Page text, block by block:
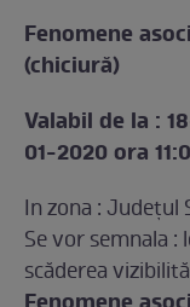
Fenomene
(chiciură)
Valabil de la :
01-2020 ora
In zona : Județul
Se vor semnala
scăderea